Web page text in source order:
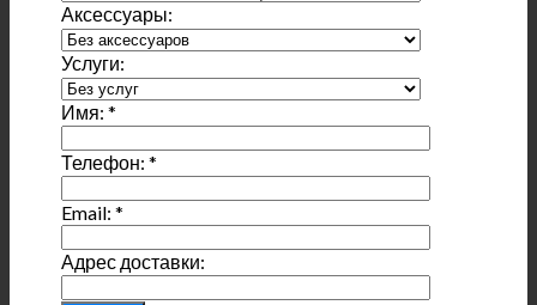
Аксессуары:
Услуги:
Имя:*
Телефон:*
Email:*
Адрес доставки: